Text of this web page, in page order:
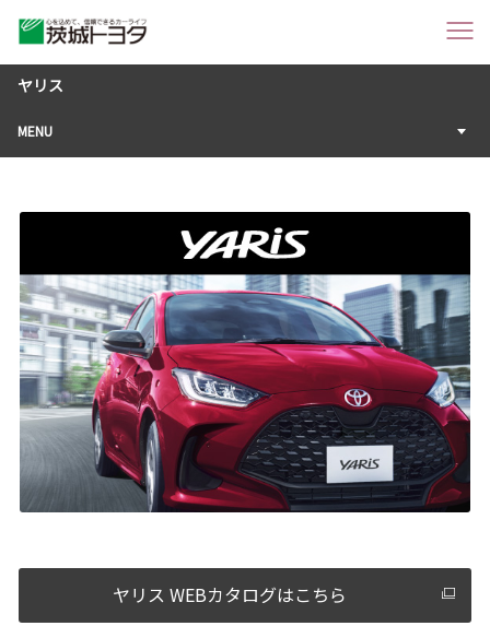
ヤリス
MENU
ヤリス WEBカタログはこちら